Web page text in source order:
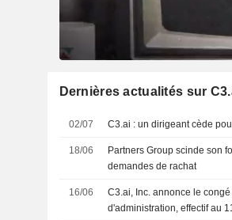
Dernières actualités sur
02/07 C3.ai : un dirigeant cède
18/06
Partners Group scinde son
demandes de rachat
16/06
C3.ai, Inc. annonce le
d'administration, effectif au